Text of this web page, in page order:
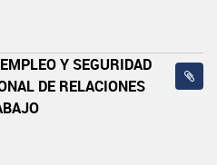
Y SEGURIDAD
DE RELACIONES